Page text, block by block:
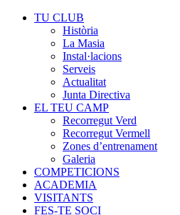
TU CLUB
Història
La Masia
Instal·lacions
Serveis
Actualitat
Junta Directiva
EL TEU CAMP
Recorregut Verd
Recorregut Vermell
Zones d’entrenament
Galeria
COMPETICIONS
ACADEMIA
VISITANTS
FES-TE SOCI